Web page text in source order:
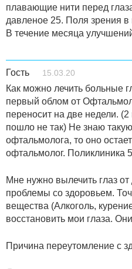
плавающие нити перед
давленое 25. Поля зрения
В течение месяца
Гость 15.03.20
Как можно лечить больные
первый облом от
переносит на две недели.
пошло не так) Не знаю
офтальмолога, то оно
офтальмолог. Поликлиника
Мне нужно вылечить глаз
проблемы со здоровьем.
вещества (Алкоголь,
восстановить мои глаза.
Причина переутомление с